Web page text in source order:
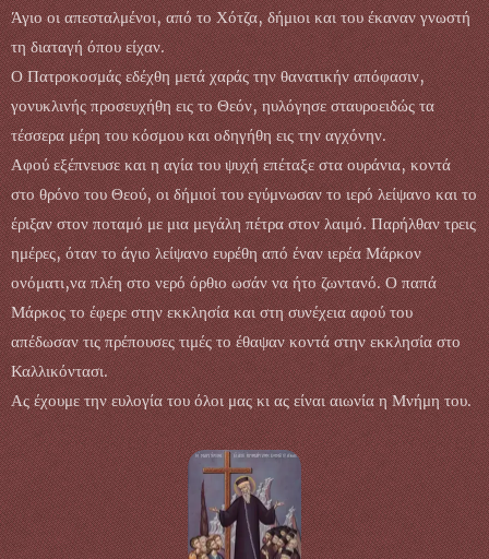
Άγιο οι απεσταλμένοι, από το Χότζα, δήμιοι και του έκαναν γνωστή
τη διαταγή όπου είχαν.
Ο Πατροκοσμάς εδέχθη μετά χαράς την θανατικήν απόφασιν,
γονυκλινής προσευχήθη εις το Θεόν, ηυλόγησε σταυροειδώς τα
τέσσερα μέρη του κόσμου και οδηγήθη εις την αγχόνην.
Αφού εξέπνευσε και η αγία του ψυχή επέταξε στα ουράνια, κοντά
στο θρόνο του Θεού, οι δήμιοί του εγύμνωσαν το ιερό λείψανο και το
έριξαν στον ποταμό με μια μεγάλη πέτρα στον λαιμό. Παρήλθαν τρεις
ημέρες, όταν το άγιο λείψανο ευρέθη από έναν ιερέα Μάρκον
ονόματι,να πλέη στο νερό όρθιο ωσάν να ήτο ζωντανό. Ο παπά
Μάρκος το έφερε στην εκκλησία και στη συνέχεια αφού του
απέδωσαν τις πρέπουσες τιμές το έθαψαν κοντά στην εκκλησία στο
Καλλικόντασι.
Ας έχουμε την ευλογία του όλοι μας κι ας είναι αιωνία η Μνήμη του.